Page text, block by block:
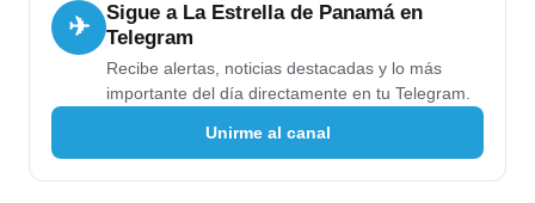
✈
Sigue a La Estrella de Panamá en
Telegram
Recibe alertas, noticias destacadas y lo más
importante del día directamente en tu Telegram.
Unirme al canal